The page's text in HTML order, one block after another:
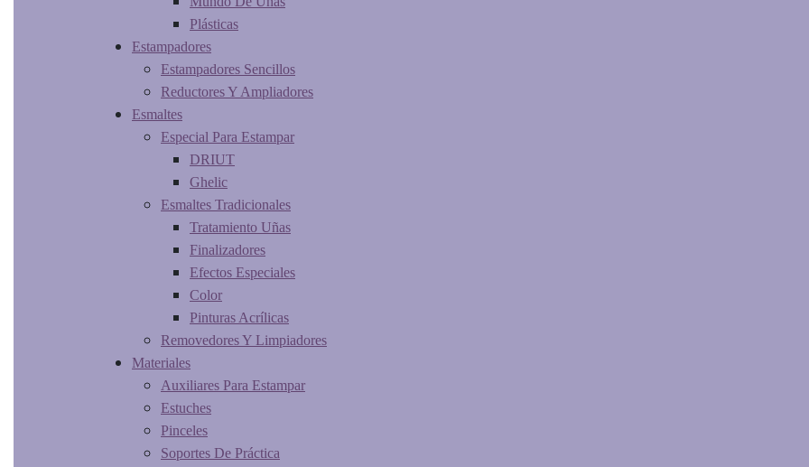
Plásticas
Estampadores
Estampadores Sencillos
Reductores Y Ampliadores
Esmaltes
Especial Para Estampar
DRIUT
Ghelic
Esmaltes Tradicionales
Tratamiento Uñas
Finalizadores
Efectos Especiales
Color
Pinturas Acrílicas
Removedores Y Limpiadores
Materiales
Auxiliares Para Estampar
Estuches
Pinceles
Soportes De Práctica